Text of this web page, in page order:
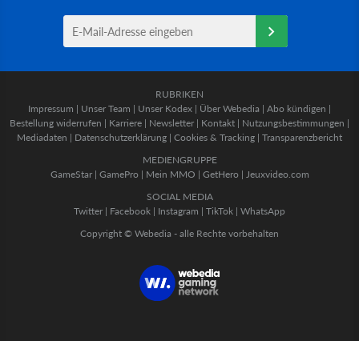
RUBRIKEN
Impressum | Unser Team | Unser Kodex | Über Webedia | Abo kündigen |
Bestellung widerrufen | Karriere | Newsletter | Kontakt | Nutzungsbestimmungen |
Mediadaten | Datenschutzerklärung | Cookies & Tracking | Transparenzbericht
MEDIENGRUPPE
GameStar| GamePro | Mein MMO | GetHero | Jeuxvideo.com
SOCIAL MEDIA
Twitter | Facebook | Instagram | TikTok | WhatsApp
Copyright © Webedia - alle Rechte vorbehalten